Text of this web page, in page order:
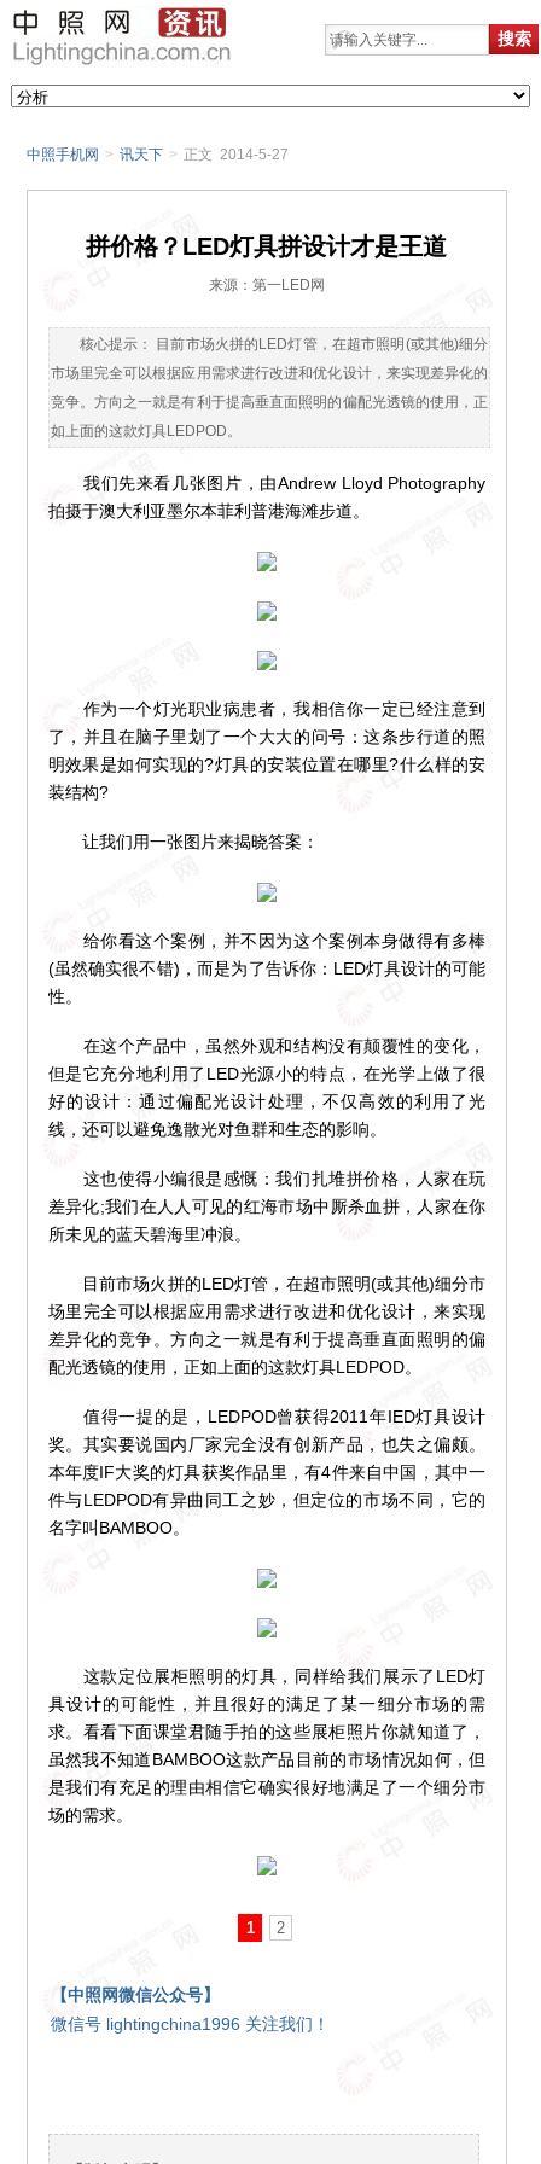
中照手机网 > 讯天下 > 正文 2014-5-27
拼价格？LED灯具拼设计才是王道
来源：第一LED网
核心提示： 目前市场火拼的LED灯管，在超市照明(或其他)细分
市场里完全可以根据应用需求进行改进和优化设计，来实现差异化的
竞争。方向之一就是有利于提高垂直面照明的偏配光透镜的使用，正
如上面的这款灯具LEDPOD。
我们先来看几张图片，由Andrew Lloyd Photography
拍摄于澳大利亚墨尔本菲利普港海滩步道。
作为一个灯光职业病患者，我相信你一定已经注意到
了，并且在脑子里划了一个大大的问号：这条步行道的照
明效果是如何实现的?灯具的安装位置在哪里?什么样的安
装结构?
让我们用一张图片来揭晓答案：
给你看这个案例，并不因为这个案例本身做得有多棒
(虽然确实很不错)，而是为了告诉你：LED灯具设计的可能
性。
在这个产品中，虽然外观和结构没有颠覆性的变化，
但是它充分地利用了LED光源小的特点，在光学上做了很
好的设计：通过偏配光设计处理，不仅高效的利用了光
线，还可以避免逸散光对鱼群和生态的影响。
这也使得小编很是感慨：我们扎堆拼价格，人家在玩
差异化;我们在人人可见的红海市场中厮杀血拼，人家在你
所未见的蓝天碧海里冲浪。
目前市场火拼的LED灯管，在超市照明(或其他)细分市
场里完全可以根据应用需求进行改进和优化设计，来实现
差异化的竞争。方向之一就是有利于提高垂直面照明的偏
配光透镜的使用，正如上面的这款灯具LEDPOD。
值得一提的是，LEDPOD曾获得2011年IED灯具设计
奖。其实要说国内厂家完全没有创新产品，也失之偏颇。
本年度IF大奖的灯具获奖作品里，有4件来自中国，其中一
件与LEDPOD有异曲同工之妙，但定位的市场不同，它的
名字叫BAMBOO。
这款定位展柜照明的灯具，同样给我们展示了LED灯
具设计的可能性，并且很好的满足了某一细分市场的需
求。看看下面课堂君随手拍的这些展柜照片你就知道了，
虽然我不知道BAMBOO这款产品目前的市场情况如何，但
是我们有充足的理由相信它确实很好地满足了一个细分市
场的需求。
1 2
【中照网微信公众号】
微信号 lightingchina1996 关注我们！